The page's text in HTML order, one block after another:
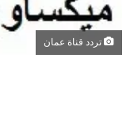
تردد قناة عمان